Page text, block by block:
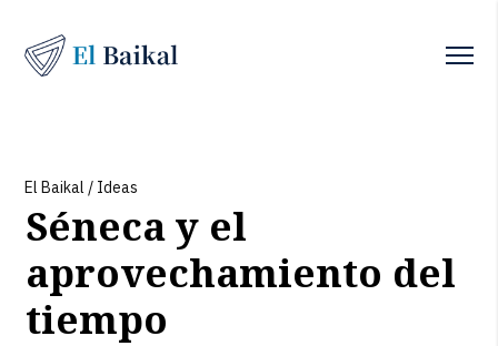
El Baikal / Ideas
Séneca y el
aprovechamiento del
tiempo